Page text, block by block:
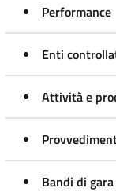
Performance
Enti
Attività e
Bandi di